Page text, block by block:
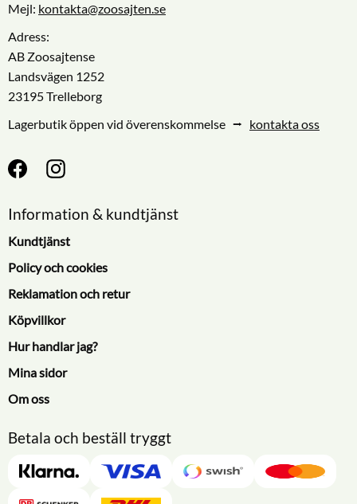
Mejl: kontakta@zoosajten.se
Adress:
AB Zoosajtense
Landsvägen 1252
23195 Trelleborg
Lagerbutik öppen vid överenskommelse ⭢ kontakta oss
Information & kundtjänst
Kundtjänst
Policy och cookies
Reklamation och retur
Köpvillkor
Hur handlar jag?
Mina sidor
Om oss
Betala och beställ tryggt